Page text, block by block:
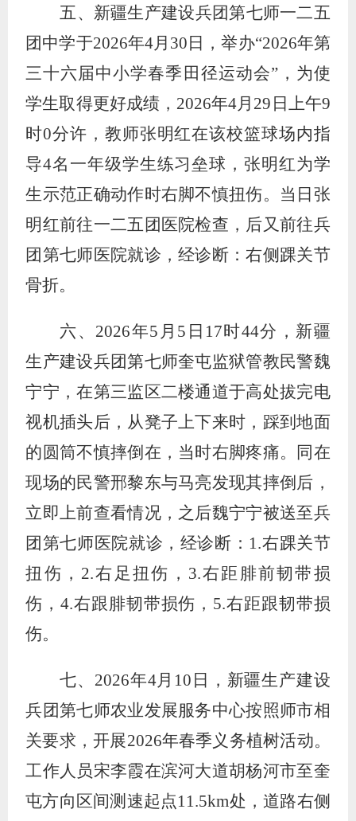
五、新疆生产建设兵团第七师一二五
团中学于2026年4月 30 日，举办“2026年第
三十六届中小学春季田径运动会”，为使
学生取得更好成绩， 2026年4月 29 日上午9
时0分许，教师张明红在该校篮球场内指
导4名一年级学生练习垒球，张明红为学
生示范正确动作时右脚不慎扭伤。当日张
明红前往一二五团医院检查，后又前往兵
团第七师医院就诊，经诊断：右侧踝关节
骨折。
六、 2026年5 月 5 日 17时44分，新疆
生产建设兵团第七师奎屯监狱管教民警魏
宁宁，在第三监区二楼通道于高处拔完电
视机插头后，从凳子上下来时，踩到地面
的圆筒不慎摔倒在，当时右脚疼痛。同在
现场的民警邢黎东与马亮发现其摔倒后，
立即上前查看情况，之后魏宁宁被送至兵
团第七师医院就诊，经诊断： 1.右踝关节
扭伤， 2.右足扭伤， 3.右距腓前韧带损
伤，4.右跟腓韧带损伤， 5.右距跟韧带损
伤。
七、 2026年4月 10 日，新疆生产建设
兵团第七师农业发展服务中心按照师市相
关要求，开展2026年春季义务植树活动。
工作人员宋李霞在滨河大道胡杨河市至奎
屯方向区间测速起点11.5km处，道路右侧